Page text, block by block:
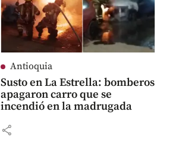
Antioquia
Susto en La Estrella: bomberos
apagaron carro que se
incendió en la madrugada
share